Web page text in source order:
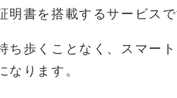
書を搭載するサービスで
ち歩くことなく、スマー
なります。